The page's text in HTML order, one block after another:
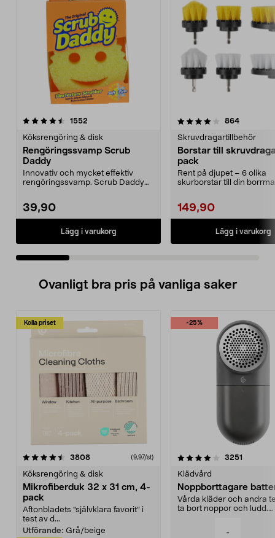
-
1552
Köksrengöring & disk
Rengöringssvamp Scrub
Daddy
Innovativ och mycket effektiv
rengöringssvamp. Scrub Daddy
39,90
Lägg i varukorg
4.0 av 5 stjärnor 864
Skruvdragartillbehör
Borstar till
pack
Rent på djupet – 6 olika
skurborstar till din
149,90
Lägg i varukorg
4.0 av 5 stjärnor
Ovanligt bra pris på vanliga saker
Kolla priset
3808recensioner (9,97/st)
Köksrengöring & disk
Mikrofiberduk 32 x 31 cm, 4-
pack
Aftonbladets "självklara favorit” i
test av d...
Utförande: Grå/beige
-25%
4.0av 5 stjärnor 3251
Klädvård
Noppborttagare
Vårda kläder och andra
ta bort noppor och ludd.
4.5av 5 stjärnor